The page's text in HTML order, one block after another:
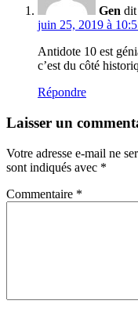
Gen dit
juin 25, 2019 à
Antidote 10 est
c’est du côté
Répondre
Laisser un
Votre adresse e-mail ne
sont indiqués avec *
Commentaire *